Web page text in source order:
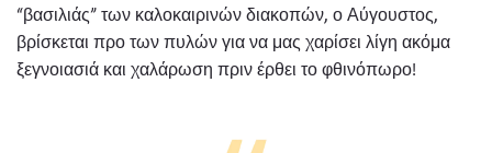
“βασιλιάς” των καλοκαιρινών διακοπών, ο Αύγουστος,
βρίσκεται προ των πυλών για να μας χαρίσει λίγη ακόμα
ξεγνοιασιά και χαλάρωση πριν έρθει το φθινόπωρο!